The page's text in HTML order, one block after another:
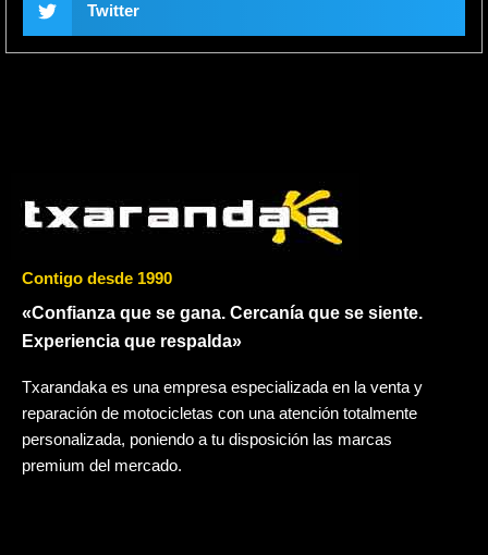
Twitter
Contigo desde 1990
«Confianza que se gana. Cercanía que se siente.
Experiencia que respalda»
Txarandaka es una empresa especializada en la venta y
reparación de motocicletas con una atención totalmente
personalizada, poniendo a tu disposición las marcas
premium del mercado.